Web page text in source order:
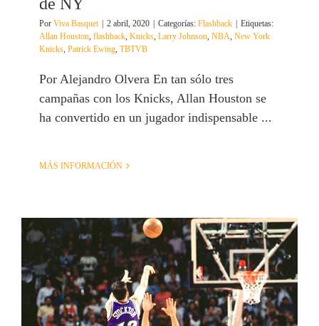
Por Viva Basquet | 2 abril, 2020 | Categorías: Flashback | Etiquetas:
Allan Houston flashback Knicks Larry Johnson NBA New York
Knicks Patrick Ewing TBTVB
Por Alejandro Olvera En tan sólo tres
campañas con los Knicks, Allan Houston se
ha convertido en un jugador indispensable ...
MÁS INFORMACIÓN